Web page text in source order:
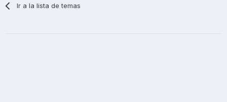
Ir a la lista de temas